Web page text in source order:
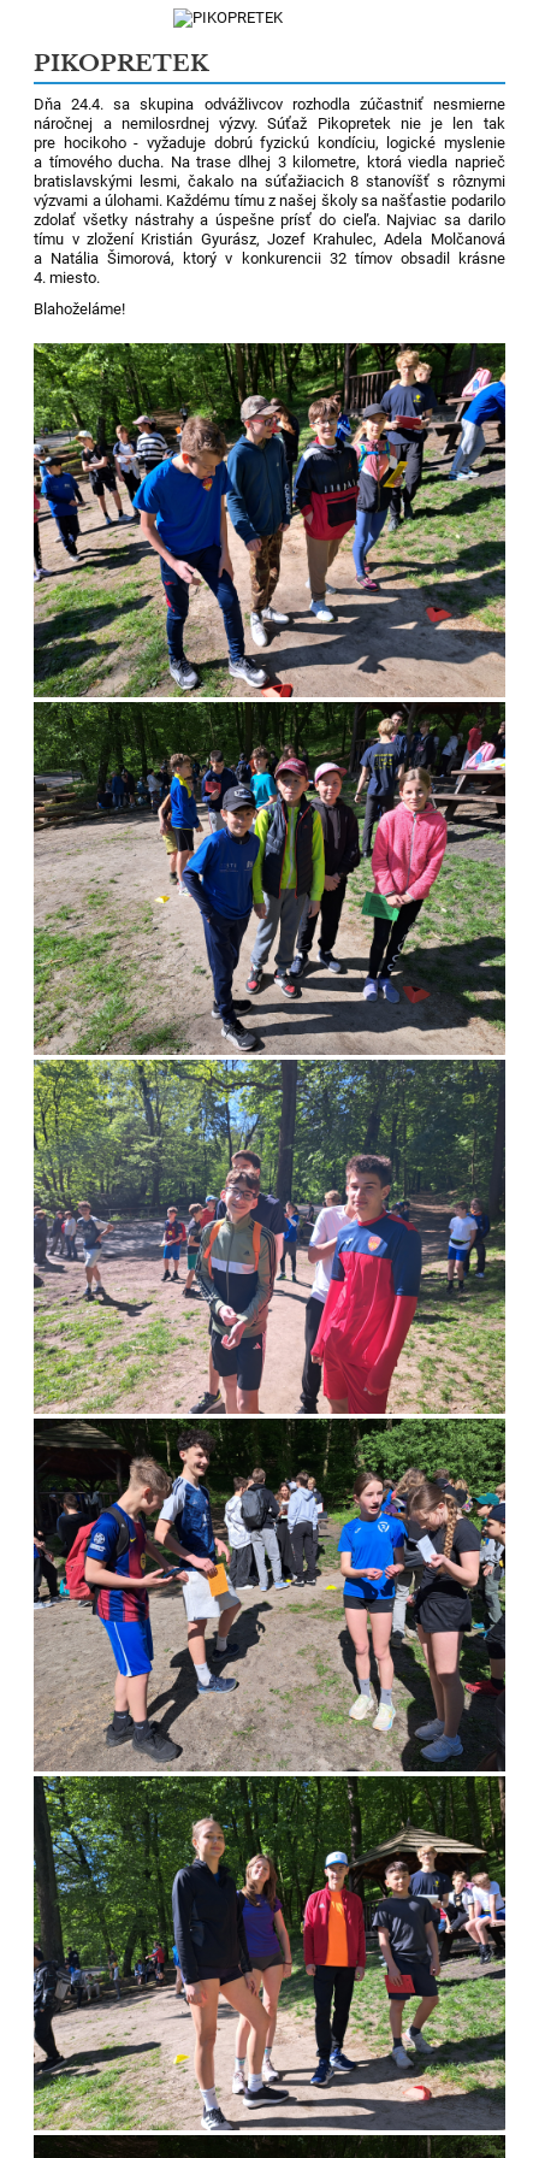
PIKOPRETEK
Dňa 24.4. sa skupina odvážlivcov rozhodla zúčastniť nesmierne
náročnej a nemilosrdnej výzvy. Súťaž Pikopretek nie je len tak
pre hocikoho - vyžaduje dobrú fyzickú kondíciu, logické myslenie
a tímového ducha. Na trase dlhej 3 kilometre, ktorá viedla naprieč
bratislavskými lesmi, čakalo na súťažiacich 8 stanovíšť s rôznymi
výzvami a úlohami. Každému tímu z našej školy sa našťastie podarilo
zdolať všetky nástrahy a úspešne prísť do cieľa. Najviac sa darilo
tímu v zložení Kristián Gyurász, Jozef Krahulec, Adela Molčanová
a Natália Šimorová, ktorý v konkurencii 32 tímov obsadil krásne
4. miesto.
Blahoželáme!